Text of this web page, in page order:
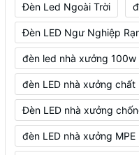
Đèn Led Ngoài Trời
Đèn LED Ngư Nghiệp
đèn led nhà xưởng 100w
đèn LED nhà xưởng chất
Đèn LED nhà xưởng
đèn LED nhà xưởng MPE